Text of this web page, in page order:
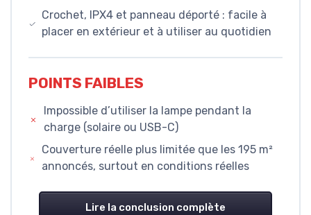
Crochet, IPX4 et panneau déporté : facile à
placer en extérieur et à utiliser au quotidien
POINTS FAIBLES
Impossible d’utiliser la lampe pendant la
charge (solaire ou USB-C)
Couverture réelle plus limitée que les 195 m²
annoncés, surtout en conditions réelles
Lire la conclusion complète